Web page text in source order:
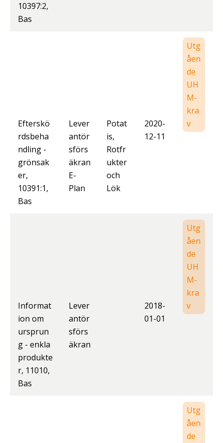
10397:2,
Bas
Efterskö
rdsbeha
ndling -
grönsak
er,
10391:1,
Bas
Lever
antör
sförs
äkran
E-
Plan
Potat
is,
Rotfr
ukter
och
Lök
2020-
12-11
Utg
åen
de
UH
M-
kra
v
Informat
ion om
ursprun
g - enkla
produkte
r, 11010,
Bas
Lever
antör
sförs
äkran
2018-
01-01
Utg
åen
de
UH
M-
kra
v
Utg
åen
de